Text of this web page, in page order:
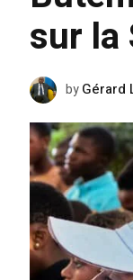
sur la
byGérard